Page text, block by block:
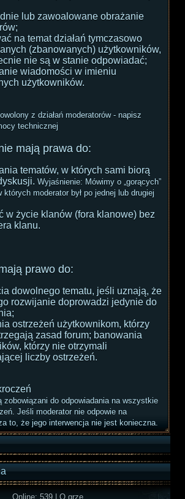
lub zawoalowane obrażanie
na temat działań tymczasowo
(zbanowanych) użytkowników,
nie są w stanie odpowiadać;
wiadomości w imieniu
użytkowników.
z działań moderatorów - napisz
technicznej
mają prawa do:
tematów, w których sami biorą
Wyjaśnienie: Mówimy o „gorących”
których moderator był po jednej lub drugiej
w życie klanów (fora klanowe) bez
klanu.
prawo do:
dowolnego tematu, jeśli uznają, że
rozwijanie doprowadzi jedynie do
ostrzeżeń użytkownikom, którzy
zasad forum; banowania
którzy nie otrzymali
liczby ostrzeżeń.
zobowiązani do odpowiadania na wszystkie
Jeśli moderator nie odpowie na
to, że jego interwencja nie jest konieczna.
Online: 539 O grze